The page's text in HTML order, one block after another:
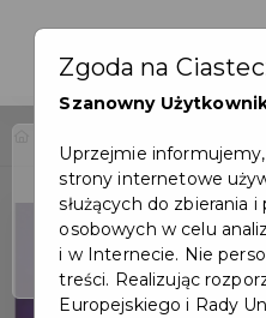
Zgoda na
Szanowny
Uprzejmie
strony internetowe
służących do zbierania
osobowych w celu
i w Internecie. Nie
treści. Realizując
Europejskiego i Rady